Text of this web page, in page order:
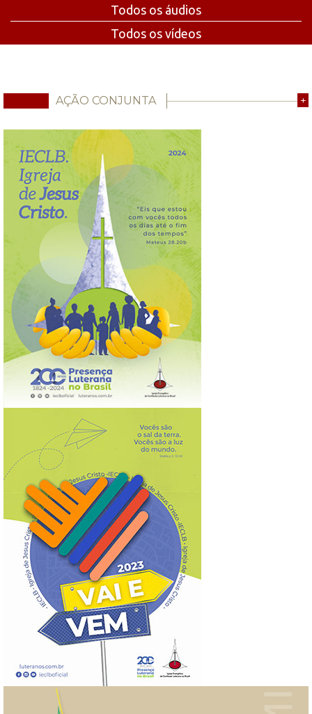
Todos os áudios
Todos os vídeos
AÇÃO CONJUNTA +